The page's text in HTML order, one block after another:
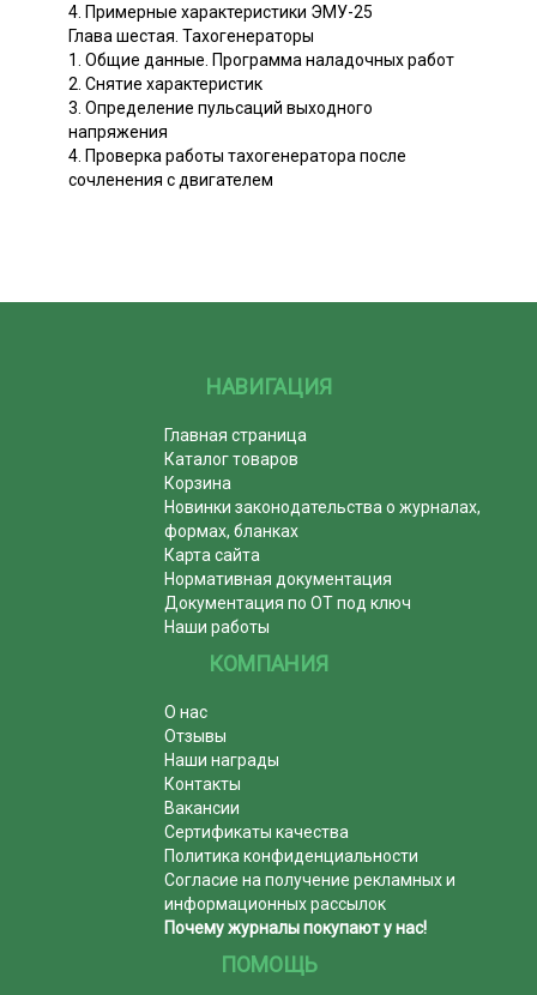
4. Примерные характеристики ЭМУ-25
Глава шестая. Тахогенераторы
1. Общие данные. Программа наладочных работ
2. Снятие характеристик
3. Определение пульсаций выходного
напряжения
4. Проверка работы тахогенератора после
сочленения с двигателем
НАВИГАЦИЯ
Главная страница
Каталог товаров
Корзина
Новинки законодательства о журналах,
формах, бланках
Карта сайта
Нормативная документация
Документация по ОТ под ключ
Наши работы
КОМПАНИЯ
О нас
Отзывы
Наши награды
Контакты
Вакансии
Сертификаты качества
Политика конфиденциальности
Согласие на получение рекламных и
информационных рассылок
Почему журналы покупают у нас!
ПОМОЩЬ